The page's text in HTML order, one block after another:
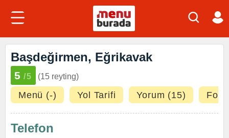
Başdeğirmen, Eğrikavak
5 /5 (15 reyting)
Menü (-) Yol Tarifi Yorum (15)
Telefon